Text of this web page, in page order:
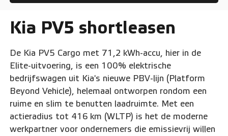
Kia PV5 shortleasen
De Kia PV5 Cargo met 71,2 kWh-accu, hier in de
Elite-uitvoering, is een 100% elektrische
bedrijfswagen uit Kia's nieuwe PBV-lijn (Platform
Beyond Vehicle), helemaal ontworpen rondom een
ruime en slim te benutten laadruimte. Met een
actieradius tot 416 km (WLTP) is het de moderne
werkpartner voor ondernemers die emissievrij willen